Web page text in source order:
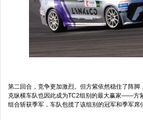
第二回合，竞争更加激烈。但方紫依然稳住了阵脚
克纵横车队也因此成为TC2组别的最大赢家——方
组合斩获季军，车队包揽了该组别的冠军和季军席